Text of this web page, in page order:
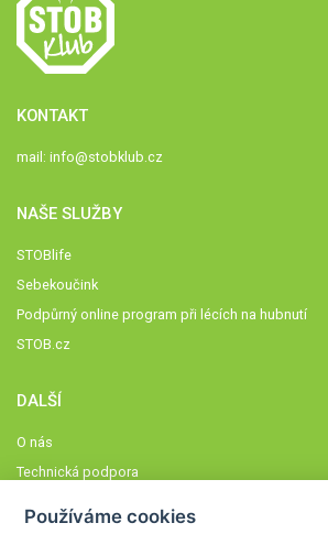
KONTAKT
mail: info@stobklub.cz
NAŠE SLUŽBY
STOBlife
Sebekoučink
Podpůrný online program při lécích na hubnutí
STOB.cz
DALŠÍ
O nás
Technická podpora
Používáme cookies